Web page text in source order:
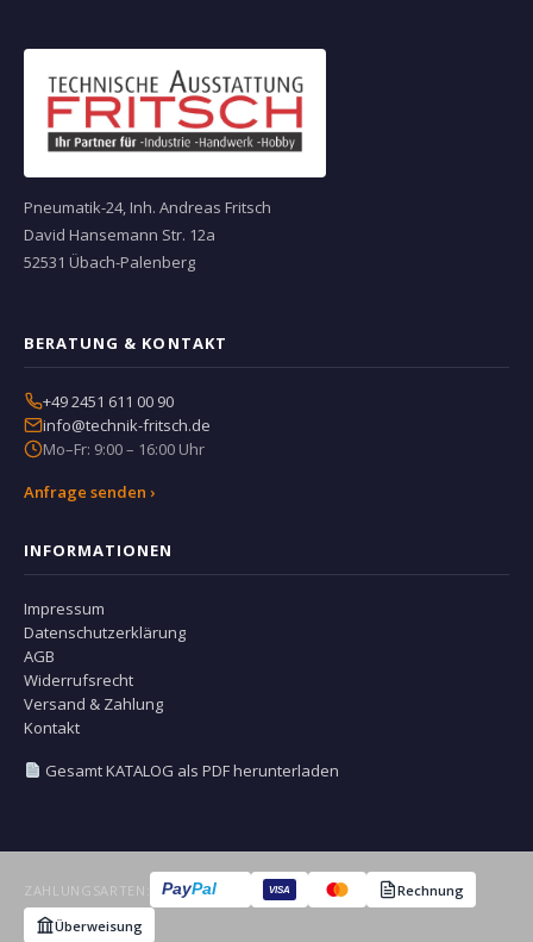
Pneumatik-24, Inh. Andreas Fritsch
David Hansemann Str. 12a
52531 Übach-Palenberg
BERATUNG & KONTAKT
+49 2451 611 00 90
info@technik-fritsch.de
Mo–Fr: 9:00 – 16:00 Uhr
Anfrage senden ›
INFORMATIONEN
Impressum
Datenschutzerklärung
AGB
Widerrufsrecht
Versand & Zahlung
Kontakt
Gesamt KATALOG als PDF herunterladen
ZAHLUNGSARTEN: PayPal VISA
Rechnung
Überweisung